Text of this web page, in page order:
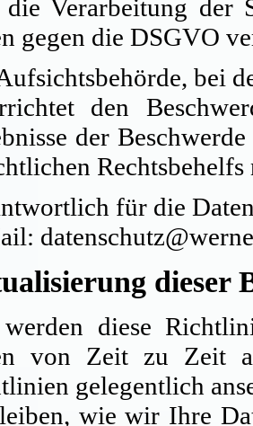
die Verarbeitung der
gegen die DSGVO
bei
den
der
für die
dieser
diese
von Zeit zu Zeit
gelegentlich
wie wir Ihre